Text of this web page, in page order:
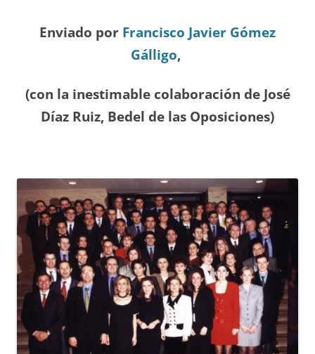
Enviado por Francisco Javier Gómez
Gálligo,
(con la inestimable colaboración de José
Díaz Ruiz, Bedel de las Oposiciones)